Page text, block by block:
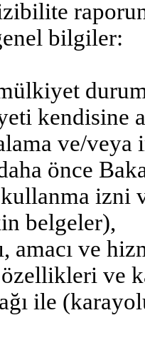
bilgiler:
ve/veya
önce
izni
belgeler),
amacı ve
ve
ile